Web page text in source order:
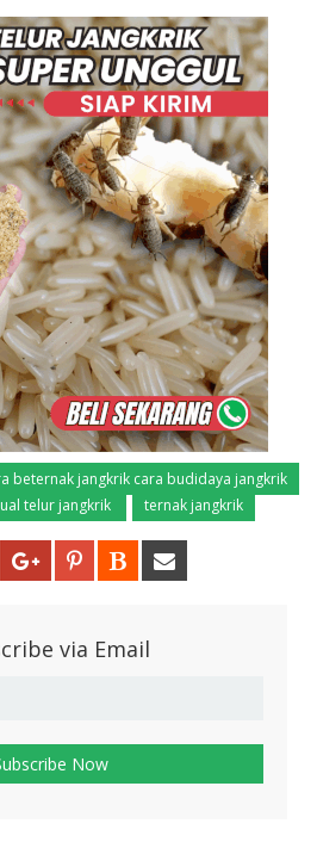
beternak jangkrik cara budidaya jangkrik
telur jangkrik ternak jangkrik
via Email